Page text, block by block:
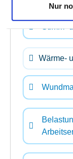
Nur
Stimm-
Wärme-